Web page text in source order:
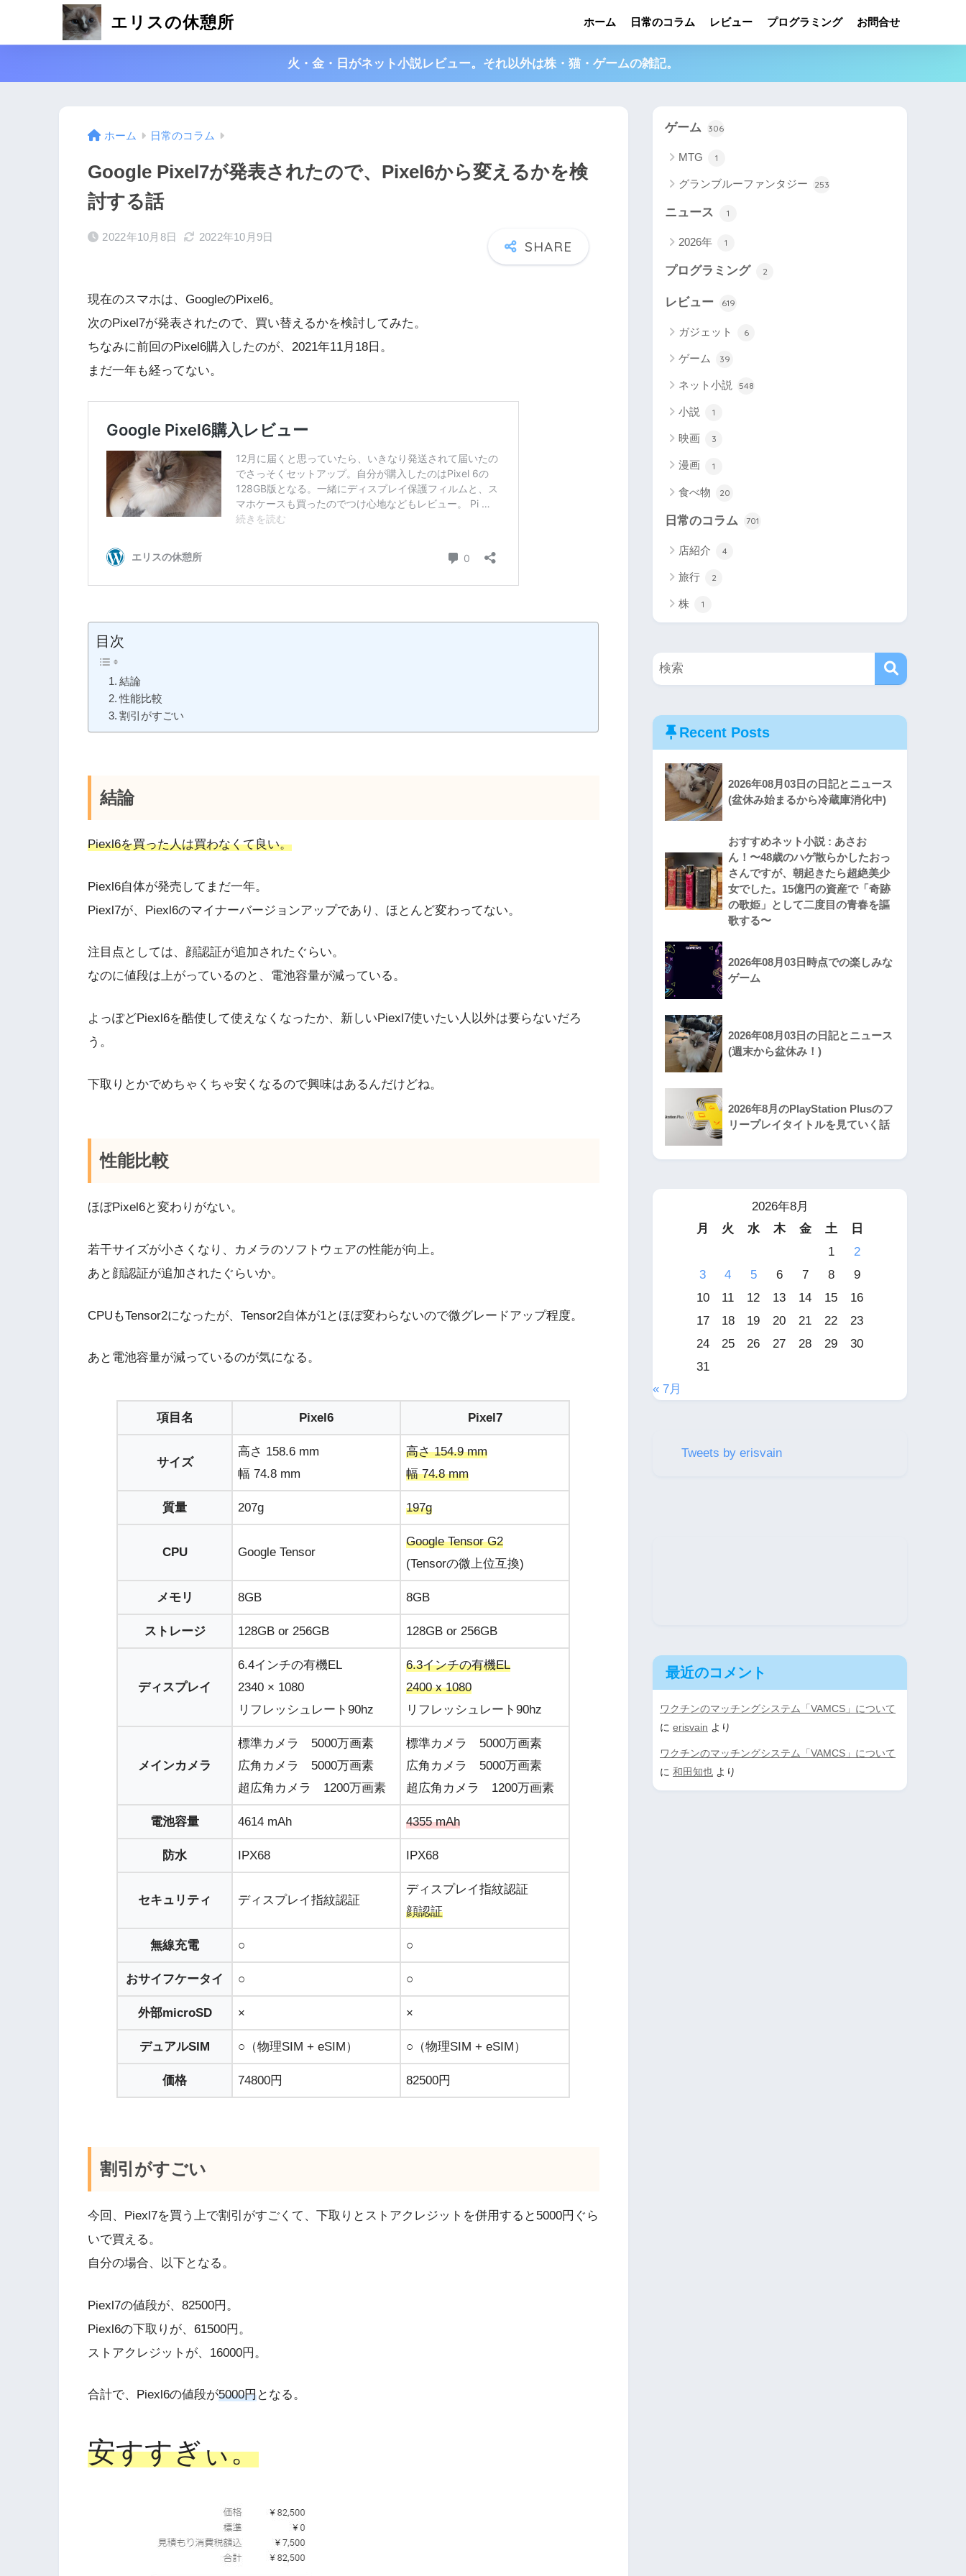
エリスの休憩所 ホーム 日常のコラム レビュー プログラミング お問合せ
火・金・日がネット小説レビュー。それ以外は株・猫・ゲームの雑記。
ホーム 日常のコラム
Google Pixel7が発表されたので、Pixel6から変えるかを検
討する話
2022年10月8日 2022年10月9日
現在のスマホは、GoogleのPixel6。
次のPixel7が発表されたので、買い替えるかを検討してみた。
ちなみに前回のPixel6購入したのが、2021年11月18日。
まだ一年も経ってない。
目次
結論
性能比較
割引がすごい
結論
Piexl6を買った人は買わなくて良い。
Piexl6自体が発売してまだ一年。
Piexl7が、Piexl6のマイナーバージョンアップであり、ほとんど変わってない。
注目点としては、顔認証が追加されたぐらい。
なのに値段は上がっているのと、電池容量が減っている。
よっぽどPiexl6を酷使して使えなくなったか、新しいPiexl7使いたい人以外は要らないだろ
う。
下取りとかでめちゃくちゃ安くなるので興味はあるんだけどね。
性能比較
ほぼPixel6と変わりがない。
若干サイズが小さくなり、カメラのソフトウェアの性能が向上。
あと顔認証が追加されたぐらいか。
CPUもTensor2になったが、Tensor2自体が1とほぼ変わらないので微グレードアップ程度。
あと電池容量が減っているのが気になる。
項目名 Pixel6 Pixel7
サイズ
高さ 158.6 mm
幅 74.8 mm
高さ 154.9 mm
幅 74.8 mm
質量 207g 197g
CPU Google Tensor
Google Tensor G2
(Tensorの微上位互換)
メモリ 8GB 8GB
ストレージ 128GB or 256GB 128GB or 256GB
ディスプレイ
6.4インチの有機EL
2340 × 1080
リフレッシュレート90hz
6.3インチの有機EL
2400 x 1080
リフレッシュレート90hz
メインカメラ
標準カメラ 5000万画素
広角カメラ 5000万画素
超広角カメラ 1200万画素
標準カメラ 5000万画素
広角カメラ 5000万画素
超広角カメラ 1200万画素
電池容量 4614 mAh 4355 mAh
防水 IPX68 IPX68
セキュリティ ディスプレイ指紋認証
ディスプレイ指紋認証
顔認証
無線充電 ○ ○
おサイフケータイ ○ ○
外部microSD × ×
デュアルSIM ○（物理SIM + eSIM） ○（物理SIM + eSIM）
価格 74800円 82500円
割引がすごい
今回、Piexl7を買う上で割引がすごくて、下取りとストアクレジットを併用すると5000円ぐら
いで買える。
自分の場合、以下となる。
Piexl7の値段が、82500円。
Piexl6の下取りが、61500円。
ストアクレジットが、16000円。
合計で、Piexl6の値段が5000円となる。
安すすぎぃ。
ゲーム 306
MTG 1
グランブルーファンタジー 253
ニュース 1
2026年 1
プログラミング 2
レビュー 619
ガジェット 6
ゲーム 39
ネット小説 548
小説 1
映画 3
漫画 1
食べ物 20
日常のコラム 701
店紹介 4
旅行 2
株 1
Recent Posts
2026年08月03日の日記とニュース
(盆休み始まるから冷蔵庫消化中)
おすすめネット小説 : あさお
ん！〜48歳のハゲ散らかしたおっ
さんですが、朝起きたら超絶美少
女でした。15億円の資産で「奇跡
の歌姫」として二度目の青春を謳
歌する〜
2026年08月03日時点での楽しみな
ゲーム
2026年08月03日の日記とニュース
(週末から盆休み！)
2026年8月のPlayStation Plusのフ
リープレイタイトルを見ていく話
2026年8月
月
火 水 木 金 土
日
1
2
3
4 5 6 7 8
9
10
11 12 13 14 15
16
17
18 19 20 21 22
23
24
25 26 27 28 29
30
31
« 7月
Tweets by erisvain
最近のコメント
ワクチンのマッチングシステム「VAMCS」について
に erisvain より
ワクチンのマッチングシステム「VAMCS」について
に 和田知也 より